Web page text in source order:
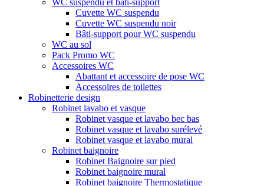
WC suspendu et bâti-support
Cuvette WC suspendu
Cuvette WC suspendu noir
Bâti-support pour WC suspendu
WC au sol
Pack Promo WC
Accessoires WC
Abattant et accessoire de pose WC
Accessoires de toilettes
Robinetterie design
Robinet lavabo et vasque
Robinet vasque et lavabo bec bas
Robinet vasque et lavabo surélevé
Robinet vasque et lavabo mural
Robinet baignoire
Robinet Baignoire sur pied
Robinet baignoire mural
Robinet baignoire Thermostatique